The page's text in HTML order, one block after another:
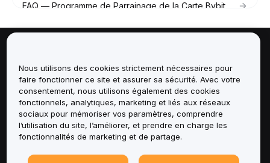
FAQ — Programme de Parrainage de la Carte Bybit
Services
Assistance
Produits
Nous utilisons des cookies strictement nécessaires pour
faire fonctionner ce site et assurer sa sécurité. Avec votre
consentement, nous utilisons également des cookies
fonctionnels, analytiques, marketing et liés aux réseaux
sociaux pour mémoriser vos paramètres, comprendre
l’utilisation du site, l’améliorer, et prendre en charge les
fonctionnalités de marketing et de partage.